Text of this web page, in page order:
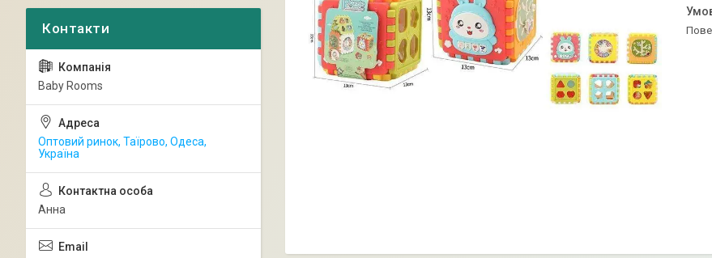
Baby Rooms
Оптовий ринок, Таїрово, Одеса,
Україна
Анна